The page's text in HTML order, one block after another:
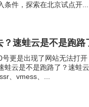
件，探索在北京试点开...
速蛙云是不是跑路
更是出现了网站无法打
云是不是跑路了？速蛙
、vmess、...